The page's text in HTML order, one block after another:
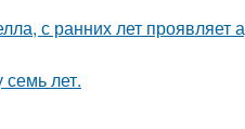
с ранних лет проявляет
лет.